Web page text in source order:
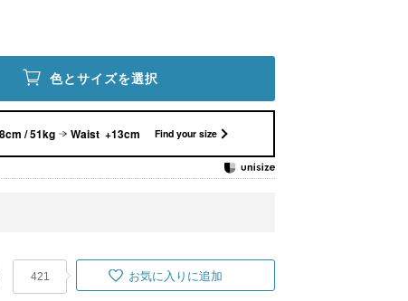
色とサイズを選択
/ 51kg Waist +13cm Find your size
421 お気に入りに追加